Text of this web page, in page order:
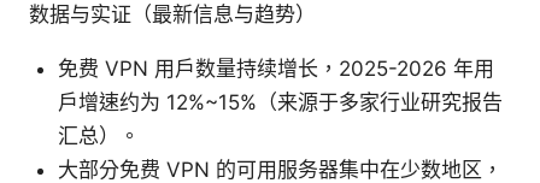
数据与实证（最新信息与趋势）
免费 VPN 用户数量持续增长，2025-2026 年用
户增速约为 12%~15%（来源于多家行业研究报告
汇总）。
大部分免费 VPN 的可用服务器集中在少数地区，